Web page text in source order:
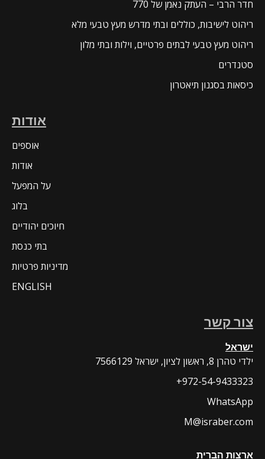
חדר הרבי – העתק נאמן של 770
ריהוט לישיבות, כוללים ובתי מדרש מעץ טבעי מלא
ריהוט מעץ טבעי לבתים פרטיים, וילות ובתי מלון
סטנדרים
כיסאות בסגנון תיאטרון
אודות
אוספים
אודות
על המפעל
בלוג
חיוכים יהודיים
בתי כנסת
מדיניות פרטיות
ENGLISH
צור קשר
ישראל
7566129 ילדי טהרן 8, ראשון לציון, ישראל
+972-54-9433323
WhatsApp
M@israber.com
ארצות הברית